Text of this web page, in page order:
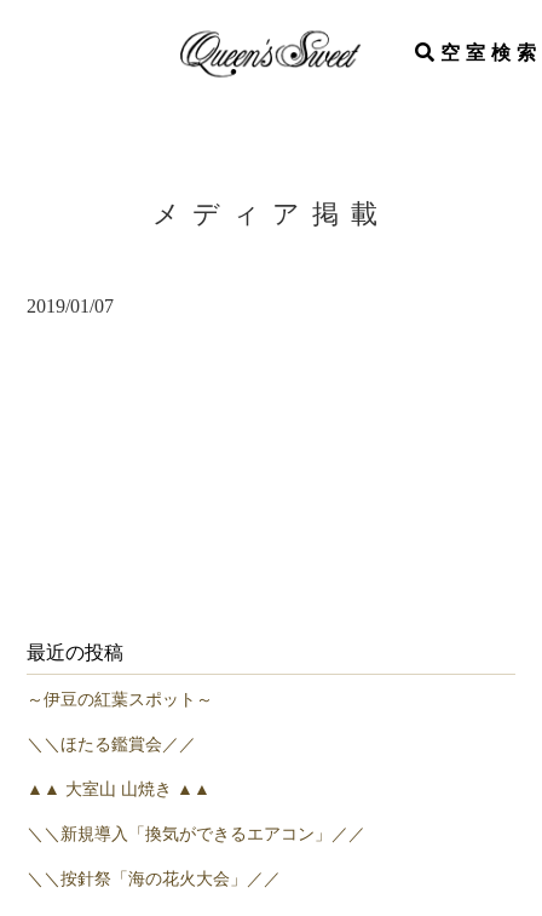
空室検索
メディア掲載
2019/01/07
最近の投稿
～伊豆の紅葉スポット～
＼＼ほたる鑑賞会／／
▲▲ 大室山 山焼き ▲▲
＼＼新規導入「換気ができるエアコン」／／
＼＼按針祭「海の花火大会」／／